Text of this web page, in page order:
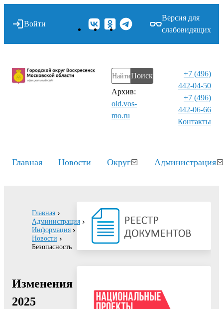
Войти
Версия для
слабовидящих
Поиск
Архив:
old.vos-
mo.ru
+7 (496)
442-04-50
+7 (496)
442-06-66
Контакты⁠
Главная Новости Округ Администрация
Главная
Администрация
Информация
Новости
Безопасность
Изменения
2025